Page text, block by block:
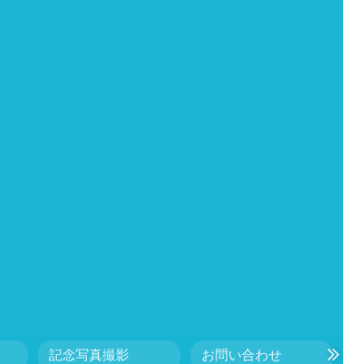
記念写真撮影 お問い合わせ